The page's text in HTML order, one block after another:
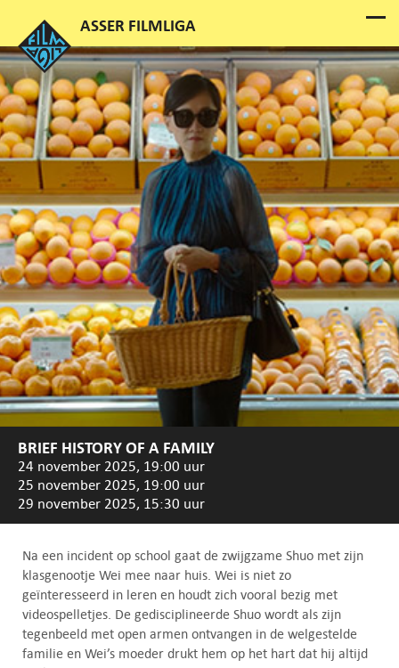
BRIEF HISTORY OF A FAMILY
24 november 2025, 19:00 uur
25 november 2025, 19:00 uur
29 november 2025, 15:30 uur
Na een incident op school gaat de zwijgzame Shuo met zijn
klasgenootje Wei mee naar huis. Wei is niet zo
geïnteresseerd in leren en houdt zich vooral bezig met
videospelletjes. De gedisciplineerde Shuo wordt als zijn
tegenbeeld met open armen ontvangen in de welgestelde
familie en Wei’s moeder drukt hem op het hart dat hij altijd